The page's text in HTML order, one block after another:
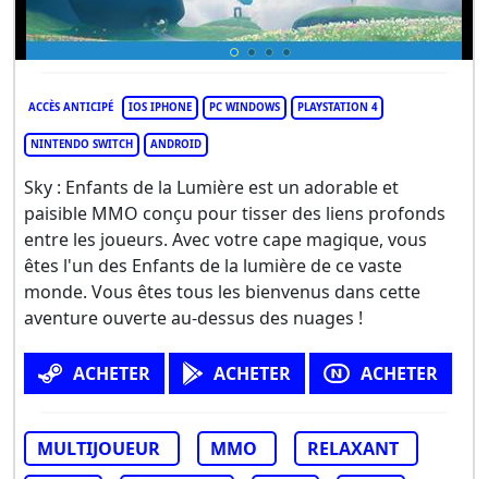
ACCÈS ANTICIPÉ IOS IPHONE PC WINDOWS PLAYSTATION 4
NINTENDO SWITCH ANDROID
Sky : Enfants de la Lumière est un adorable et
paisible MMO conçu pour tisser des liens profonds
entre les joueurs. Avec votre cape magique, vous
êtes l'un des Enfants de la lumière de ce vaste
monde. Vous êtes tous les bienvenus dans cette
aventure ouverte au-dessus des nuages !
ACHETER ACHETER ACHETER
MULTIJOUEUR MMO
RELAXANT